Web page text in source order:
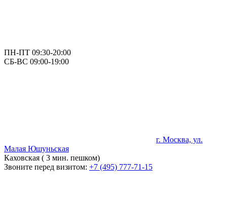
ПН-ПТ 09:30-20:00
СБ-ВС 09:00-19:00
г. Москва, ул.
Малая Юшуньская
Каховская ( 3 мин. пешком)
Звоните перед визитом: +7 (495) 777-71-15